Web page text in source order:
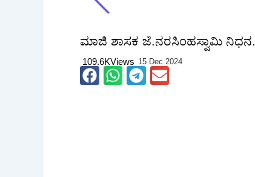
ಮಾಜಿ ಶಾಸಕ ಜೆ.ನರಸಿಂಹಸ್ವಾಮಿ ನಿಧನ.
109.6KViews 15 Dec 2024